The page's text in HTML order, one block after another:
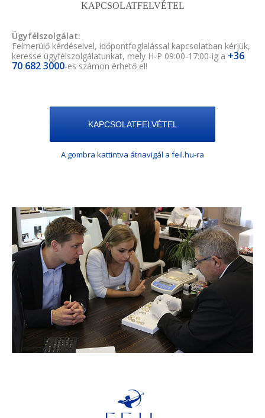
KAPCSOLATFELVÉTEL
Ügyfélszolgálat:
Felmerülő kérdéseivel, időpontfoglalással kapcsolatban kérjük,
keresse ügyfélszolgálatunkat, mely H-P 09:00-17:00-ig a +36
70 682 3000-es számon érhető el!
KAPCSOLATFELVÉTEL
A gombra kattintva átnavigál a feil.hu-ra